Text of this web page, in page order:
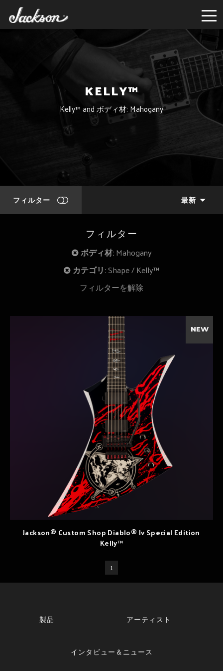
KELLY™
Kelly™ and ボディ材: Mahogany
フィルター 最新
フィルター
ボディ材:Mahogany
カテゴリ:Shape Kelly™
フィルターを解除
NEW
Jackson® Custom Shop Diablo® Iv Special Edition
Kelly™
1
製品 アーティスト
インタビュー＆ニュース